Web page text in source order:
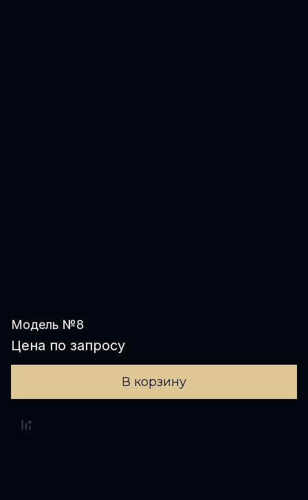
Модель №8
Цена по запросу
В корзину